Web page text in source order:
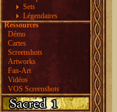
Sets
Légendaires
Ressources
Démo
Cartes
Screenshots
Artworks
Fan-Art
Vidéos
VOS Screenshots